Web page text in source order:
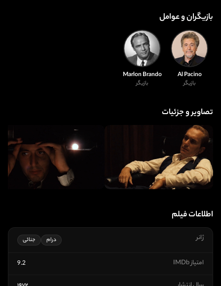
بازیگران و عوامل
Al Pacino
بازیگر
Marlon Brando
بازیگر
تصاویر و جزئیات
اطلاعات فیلم
ژانر درام جنائی
امتیاز IMDb 9.2